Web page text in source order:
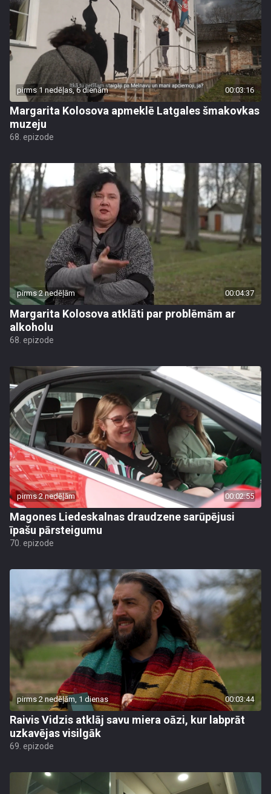
pirms 1 nedēļas, 6 dienām 00:03:16
Margarita Kolosova apmeklē Latgales šmakovkas
muzeju
68. epizode
pirms 2 nedēļām 00:04:37
Margarita Kolosova atklāti par problēmām ar
alkoholu
68. epizode
pirms 2 nedēļām 00:02:55
Magones Liedeskalnas draudzene sarūpējusi
īpašu pārsteigumu
70. epizode
pirms 2 nedēļām, 1 dienas 00:03:44
Raivis Vidzis atklāj savu miera oāzi, kur labprāt
uzkavējas visilgāk
69. epizode